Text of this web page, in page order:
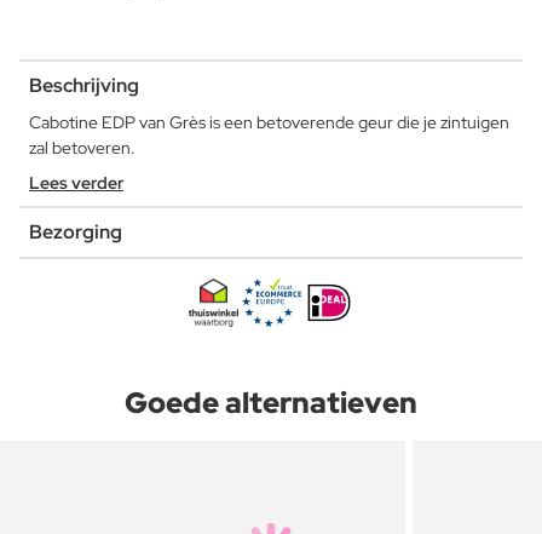
Beschrijving
Cabotine EDP van Grès is een betoverende geur die je zintuigen
zal betoveren.
Lees verder
Bezorging
Goede alternatieven